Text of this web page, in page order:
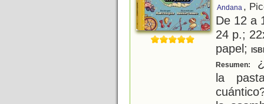
Andana ,
De 12 a
24 p.;
papel;
Resumen:
la